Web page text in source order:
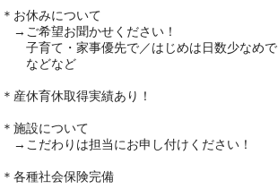
＊お休みについて
→ご希望お聞かせください！
子育て・家事優先で／はじめは日数少なめで
などなど
＊産休育休取得実績あり！
＊施設について
→こだわりは担当にお申し付けください！
＊各種社会保険完備